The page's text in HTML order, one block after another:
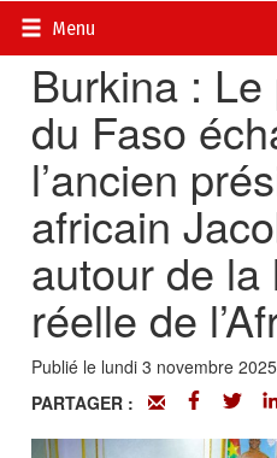
Menu
Accueil>
Burkina :
du Faso
l’ancien
africain
autour de la
réelle de
Publié le lundi 3 novembre
PARTAGER :